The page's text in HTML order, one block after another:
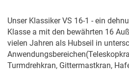
Unser Klassiker VS 16-1 - ein
Klasse a mit den bewährten 16
vielen Jahren als Hubseil in
Turmdrehkran, Gittermastkran,